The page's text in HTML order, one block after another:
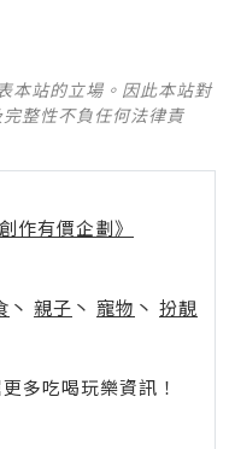
本站的立場。因此本站對
整性不負任何法律責
作有價企劃》
丶 親子 丶 寵物 丶 扮靚
多吃喝玩樂資訊！